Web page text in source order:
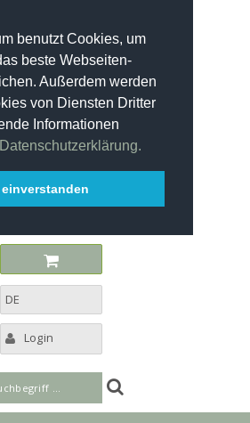
benutzt Cookies, um
beste Webseiten-
Außerdem werden
von Diensten Dritter
Informationen
Datenschutzerklärung.
DE
Login